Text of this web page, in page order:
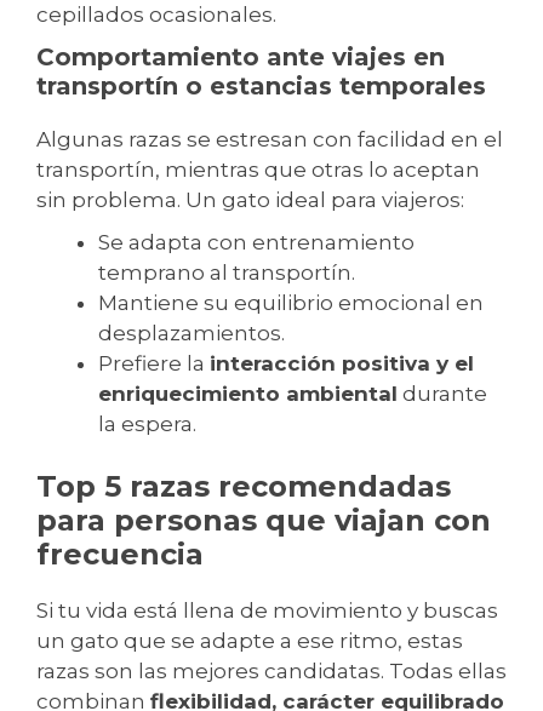
cepillados ocasionales.
Comportamiento ante viajes en
transportín o estancias temporales
Algunas razas se estresan con facilidad en el
transportín, mientras que otras lo aceptan
sin problema. Un gato ideal para viajeros:
Se adapta con entrenamiento
temprano al transportín.
Mantiene su equilibrio emocional en
desplazamientos.
Prefiere la interacción positiva y el
enriquecimiento ambiental durante
la espera.
Top 5 razas recomendadas
para personas que viajan con
frecuencia
Si tu vida está llena de movimiento y buscas
un gato que se adapte a ese ritmo, estas
razas son las mejores candidatas. Todas ellas
combinan flexibilidad, carácter equilibrado